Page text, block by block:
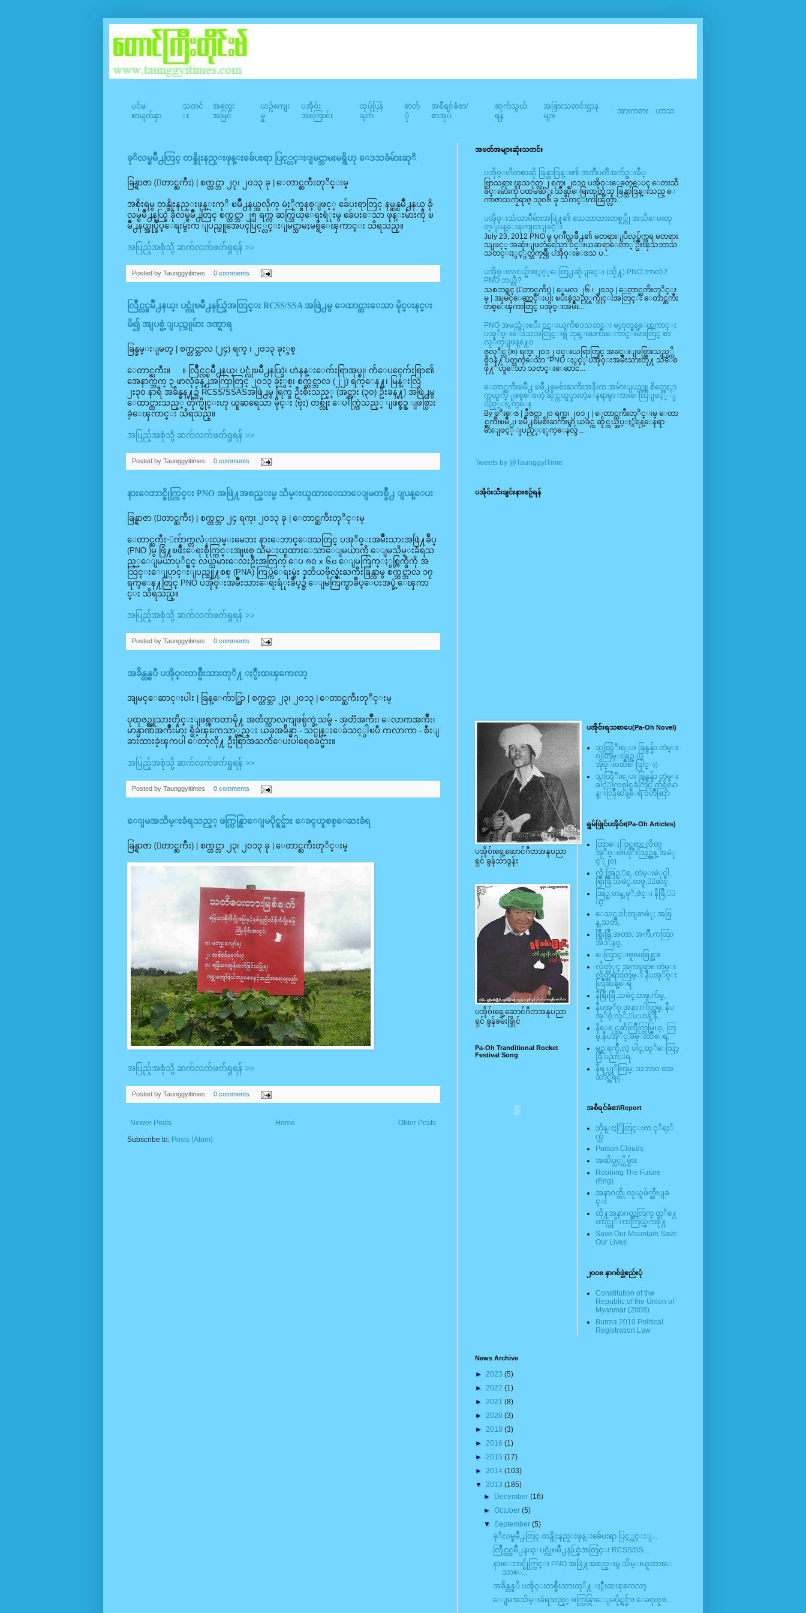
ပင်မ
စာမျက်နှာ
သတင်
း
အတွေး
အမြင်
ယဥ်ကျေး
မှု
ပအို၀်း
အကြောင်း
ထုပ်ပြန်
ချက်
ဓာတ်
ပုံ
အစီရင်ခံစာ/
စာအုပ်
ဆက်သွယ်
ရန်
အခြားသတင်းဌာန
များ
အားကစား ဟာသ
ခုိလမ္ၿမိဳ႕တြင္ တန္ဖိုးနည္းဖုန္းခ်ေပးရာ ပြင့္လင္းျမင္သာမႈမရွိဟု ေဒသခံမ်ားဆုိ
ခြန္ရာဇာ (ေတာင္ႀကီး) | စက္တင္ဘာ ၂၇၊ ၂၀၁၃ ခု | ေတာင္ႀကီးတုိင္းမ္
အစိုးရမွ တန္ဖိုးနည္းဖုန္းကုိ ၿမိဳ႕နယ္အလိုက္ မဲႏိုက္စနစ္ျဖင့္ ခ်ေပးရာတြင္ နမ္ဆန္ၿမိဳ႕နယ္ ခို
လမ္ၿမိဳ႕နယ္ခြဲ ခိုလမ္ၿမိဳ႕တြင္ စက္တင္ဘာ ၂၅ ရက္က ဆက္သြယ္ေရးရံုးမွ ခ်ေပးေသာ ဖုန္းမ်ားကို ၿ
မိဳ႕နယ္အုပ္ခ်ဳပ္ေရးမွဴးက ျပည္သူအေပၚပြင့္လင္းျမင္သာမႈမရွိေၾကာင္း သိရသည္။
အပြည့်အစုံသို့ ဆက်လက်ဖတ်ရှုရန် >>
Posted by Taunggyitimes 0 comments
လြိဳင္လင္ၿမိဳ႕နယ္၊ ပင္လုံၿမိဳ႕နယ္ခြဲအတြင္း RCSS/SSA အဖြဲ႕မွ ေထာင္ထားေသာ မိုင္းနင္း
မိ၍ အျပစ္မဲ့ျပည္သူမ်ား ဒဏ္ရာရ
ခြန္ခမ္းျမတ္ | စက္တင္ဘာလ (၂၄) ရက္ ၊ ၂၀၁၃ ခုႏွစ္
ေတာင္ႀကီး။ ။ လြိဳင္လင္ၿမိဳ႕နယ္၊ ပင္လုံၿမိဳ႕နယ္ခြဲ၊ ဟဲနန္းေက်းရြာအုပ္စု၊ က်ဴေပၚေက်းရြာ၏
အေနာက္ဘက္ ၃ ဖာလုံခန္႕အကြာတြင္ ၂၀၁၃ ခုႏွစ္၊ စက္တင္ဘာလ (၂၂) ရက္ေန႔၊ မြန္းလြဲ
၂း၃၀ နာရီ အခ်ိန္ခန္႔၌ RCSS/SSASအဖြဲ႕မွ ရြက္ဖ ဦးစီးသည့္ (အင္အား (၃၀) ဦးခန္႔) အဖြဲ႕မွ
ေထာင္ထားသည့္ တိုက္မိုင္းဟု ယူဆရေသာ မိုင္း (ဗုံး) တစ္လုံး ေပါက္ကြဲသည့္ ျဖစ္စဥ္ ျဖစ္ပြား
ခဲ့ေၾကာင္း သိရသည္။
အပြည့်အစုံသို့ ဆက်လက်ဖတ်ရှုရန် >>
Posted by Taunggyitimes 0 comments
နားေဘာင္စိုက္ကြင္း PNO အဖြဲ႔အစည္းမွ သိမ္းယူထားေသာေျမတစ္ခ်ိဳ႕ ျပန္ေပး
ခြန္ရာဇာ (ေတာင္ႀကီး) | စက္တင္ဘာ ၂၄ ရက္၊ ၂၀၁၃ ခု | ေတာင္ႀကီးတုိင္းမ္
ေတာင္ႀကီး-ေက်ာက္တလံုးလမ္းမေဘး နားေဘာင္ေဒသတြင္ ပအုိ၀္းအမ်ိဳးသားအဖြဲ႔ခ်ဳပ္
(PNO )မွ ဖြံ႔ၿဖိဳးေရးစိုက္ကြင္းအျဖစ္ သိမ္းယူထားေသာေျမယာကို ေျမသိမ္းခံရသ
ည့္ေျမယာပုိင္ရွင္ လယ္သမားေလးဦးအတြက္ ေပ ၈၀ x ၆၀ ေျမကြက္ႏွစ္ကြက္စီကို အ
သြင္းေျပာင္းျပည္သူ႔စစ္ (PNA) ကြပ္ကဲေရးမွဴး ဒုတိယဗိုလ္မွဴးႀကီးခြန္လာမွ စက္တင္ဘာလ ၁၇
ရက္ေန႔တြင္ PNO ပအိုဝ္းအမ်ိဳးသားေရးရံုးခ်ဳပ္၌ ေျမကြက္စာခ်ဳပ္ေပးအပ္ခဲ့ေၾကာ
င္း သိရသည္။
အပြည့်အစုံသို့ ဆက်လက်ဖတ်ရှုရန် >>
Posted by Taunggyitimes 0 comments
အခ်ိန္တန္ၿပီ ပအိုဝ္းတစ္မ်ိဳးသားတုိ႔ ႏွိဳးထၾကေလာ့
အျမင္ေဆာင္းပါး | ခြန္ေက်ာ္စြာ | စက္တင္ဘာ ၂၃၊ ၂၀၁၃ | ေတာင္ႀကီးတုိင္းမ္
ပုထုဇဥ္လူသားတိုင္းျဖစ္ၾကတာမို႔ အတိတ္ကာလကျဖစ္ပ်က္ခဲ့သမွ် - အတၱအက်ိဳး၊ ေလာကအက်ိဳး၊
မာန္မာဏအက်ိဳးမ်ား ရွိခဲ့ၾကေသာ္လည္း ယခုအခ်ိန္မွာ - သင္ပုန္းေခ်သင့္ပါၿပီ ကလာကာ - စီးျ
ခားထားခဲ့ၾကပါ ေတာ့လို႔ ဦးစြာအႀကံေပးပါရေစခင္ဗ်ား။
အပြည့်အစုံသို့ ဆက်လက်ဖတ်ရှုရန် >>
Posted by Taunggyitimes 0 comments
ေျမအသိမ္းခံရသည့္ ဖက္ကြန္ရြာေျမပိုင္ရွင္မ်ား ေခၚယူစစ္ေဆးခံရ
ခြန္ရာဇာ (ေတာင္ႀကီး) | စက္တင္ဘာ ၂၃၊ ၂၀၁၃ ခု | ေတာင္ႀကီးတုိင္းမ္
အပြည့်အစုံသို့ ဆက်လက်ဖတ်ရှုရန် >>
Posted by Taunggyitimes 0 comments
Newer Posts Older Posts
Home
Subscribe to: Posts (Atom)
အဖတ်အများဆုံးသတင်း
ပအို၀္းဂီတစာဆို ခြန္သာဒြန္း၏ အတၳဳပတၱိအက်ဥ္းခ်ဳပ္
ဗြာသရား ၾသဂုတ္လ ၂ ရက္၊ ၂၀၁၀ ပအို၀္းေခတ္ေပၚ ေတးသီ
ခ်င္းမ်ားကို ပထမဆံုး သီဆိုေမြးထုတ္ခဲ့သူ ခြန္သာဒြန္းသည္ ေ
ကာဇာသကၠရာဇ္ ၁၃၀၆ ခု သီတင္းကၽြတ္လာ...
ပအို၀္းသံဃာပ်ိဳမ်ားအဖြဲ႔၏ သေဘာထားတစ္ရပ္ကို အသိေပးထု
တ္ျပန္ေၾကျငာျခင္း
July 23, 2012 PNO မွ ပုဂၢိဳလ္အခ်ိဳ႕၏ မတရားျပဳလုပ္ခ်က္အရ မတရား
သျဖင့္ အဆုံးျဖတ္ခံရေသာ ၀င္းယဆရာေတာ္ ဦးၾသဘာသ
သတင္းႏွင့္ပတ္သက္၍ ပအို၀္းေဒသ ပ...
ပအို၀္းလူငယ္မ်ားႏွင့္ေတြ႕ဆုံျခင္း (သို႔) PNO ဘာလဲ?
PNO ဘယ္လဲ?
သစၥာရွင္ (ေတာင္ႀကီး) | ေမလ ၂၆ ၊ ၂၀၁၃ | ေတာင္ႀကီးတုိင္း
မ္ | အျမင္ေဆာင္းပါး ၿပီးခဲ့သည့္ရက္ပိုင္းအတြင္း ေတာင္ႀကီး
တစ္ေၾကာတြင္ ပအို၀္းအမ်ိဳး...
PNO အမည္သံုးၿပီး ၀င္းယကိစၥသတင္း မဟုတ္မွန္ေၾကာင္း
ပအုိ၀္းေဒသအတြင္းရွိ ဘုန္းႀကီးေက်ာင္းမ်ားတြင္ စာ
လုိက္ျဖန္႔ေ၀
ဇူလုိင္လ (၈) ရက္၊ ၂၀၁၂ ၀င္းယရြာတြင္ အခင္းျဖစ္ပြားသည့္ကိ
စၥနဲ႔ ပတ္သက္ေသာ "PNO ႏွင့္ ပအို၀္းအမ်ိဳးသားတို႔ သိေစ
ဖို႔" ဟူေသာ သတင္းေဆာင...
ေတာင္ႀကီးၿမဳိ႕ ၿမဳိ႕မေစ်းႀကီးအနီးက အမ်ားျပည္သူ စိတ္အေႏွာ
က္အယွက္ျဖစ္ေစတဲ့ ဆိုင္ကယ္ရပ္နားတဲ့ေနရာမွာ ကားေတြျဖင့္ ျ
ပည့္ႏွက္ေန
By ဖုိးေဇ | ဒီဇင္ဘာ ၂၀ ရက္၊ ၂၀၁၂ | ေတာင္ႀကီးတုိင္းမ္ ေတာ
င္ႀကီးၿမဳိ႕၊ ၿမဳိ႕မေစ်းႀကီးမွာ ယခင္က ဆိုင္ကယ္အပ္ႏွံရန္ေနရာ
မ်ားျဖင့္ ျပည့္ႏွက္ေနလွ်...
Tweets by @TaunggyiTime
ပအို၀်းသီးချင်းနားစဥ်ရန်
ပအို၀်းရှေ့ဆောင်ဂီတအနုပညာ
ရှင် ခွန်သာဒွန်း
ပအို၀်းရှေ့ဆောင်ဂီတအနုပညာ
ရှင် ခွန်ခမ်းခြွိုင်
Pa-Oh Tranditional Rocket
Festival Song
ပအို၀်းရသစာပေ(Pa-Oh Novel)
သထြံဳးေပး ခြန္ဗန္ခ်ာ တဲမ္း
၀ါတြမ္းရြဥ္ (ပ
အို၀္း၀တၳဳေဒြါင္း)
သထြံဳးေပး ခြန္ဗန္ခ်ာ တဲမ္း
ခါင္းလစ္ပါင္ၿခံကြင္ တိရိစၧာ
န္းလြိဳဆန္ေရ ၀တၳဳဆြာ
ရွမ်ဖြုဲင်ပအို၀်း(Pa-Oh Articles)
ထြာေႏြာင္ဆရား လိတ္ပ
အုိ၀္းဗဟုိးသြဥ္တန္ အမဲု
င္ (၂၀)
လို;အြဥ္;ေရ, တဲမ္းမဲုင္ခါ,
စြိဳးခြိဳ,သမဲင္,တဖူ,ေျခာင္,
အြဥ္;တန္;ဖုိ,ဗဲင္း နီခြိဳ,ႏြ
ယ္;
ေသင္;၀ါ;တျခာဖံု; အစြ
န္,သတၱိ,
စြိဳးခြိဳ,အတာ; အက်ိဳ,ကထြာ
အီဒါ;န၀္,
ေလြာင္းဗူးမႈစြန္အား
လိတ္လဲုင္ အကၡရား၊ တဲမ္း
လိတ္ဆရားတြမ္း နီပအုိ၀္း
လြိဳဆန္ေရ
နီစြိဳးခြိဳ,သမဲင္,တဖူ,က်မ္,
နီပအုိ၀္;အနာ;ဂါတ္တြမ္; နီပ
အုိ၀္;လုိ,ေပ;ဟန္;နီ,
နီေရင္တဆီလြိဳက္တြမ္ပြယ္, တြ
မ္;နီပအုိ၀္;ခမ္းထီေရ,
မဥ္;ရက္မ်ိဳ,လဲ့ ပါင္;ထုိေသြာ့
ခြိဳ,ပညာ;ေရ,
နီရပ္ကုိတြမ္; သဘာ၀ အေ
သာင္အရင္,
အစီရင်ခံစာ\Report
ဘိန္းႏြံတြင္းက ငုိရႈိ
က္သံ
Poison Clouds
အဆိပ္သင့္တိမ္မ်ား
Robbing The Future
(Eng)
အနာဂတ္ကို လုယူဖ်က္ဆီးျခ
င္း
တို႔အနာဂတ္အတြက္ တုိ႔ေ
တာင္ကုိ ကာကြယ္ၾကစို႔
Save Our Mountain Save
Our Lives
၂၀၀၈ နာဂစ်ဖွဲ့စည်းပုံ
Constitution of the
Republic of the Union of
Myanmar (2008)
Burma 2010 Political
Registration Law
News Archive
► 2023 (5)
► 2022 (1)
► 2021 (8)
► 2020 (3)
► 2018 (3)
► 2016 (1)
► 2015 (17)
► 2014 (103)
▼ 2013 (185)
► December(16)
►October(5)
▼ September(5)
ခုိလမ္ၿမိဳ႕တြင္ တန္ဖိုးနည္းဖုန္းခ်ေပးရာ ပြင့္လင္းျ...
လြိဳင္လင္ၿမိဳ႕နယ္၊ ပင္လုံၿမိဳ႕နယ္ခြဲအတြင္း RCSS/SS...
နားေဘာင္စိုက္ကြင္း PNO အဖြဲ႔အစည္းမွ သိမ္းယူထားေ
သာေ...
အခ်ိန္တန္ၿပီ ပအိုဝ္းတစ္မ်ိဳးသားတုိ႔ ႏွိဳးထၾကေလာ့
ေျမအသိမ္းခံရသည့္ ဖက္ကြန္ရြာေျမပိုင္ရွင္မ်ား ေခၚယူစ...